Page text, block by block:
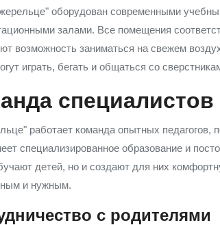
оборудован современными
залами. Все помещения
возможность заниматься на свежем
играть, бегать и общаться со
специалистов
работает команда опытных педагогов,
специализированное образование и
детей, но и создают для них
и нужным.
с родителями